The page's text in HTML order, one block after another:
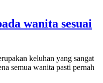
wanita sesuai
keluhan yang sangat
semua wanita pasti pernah